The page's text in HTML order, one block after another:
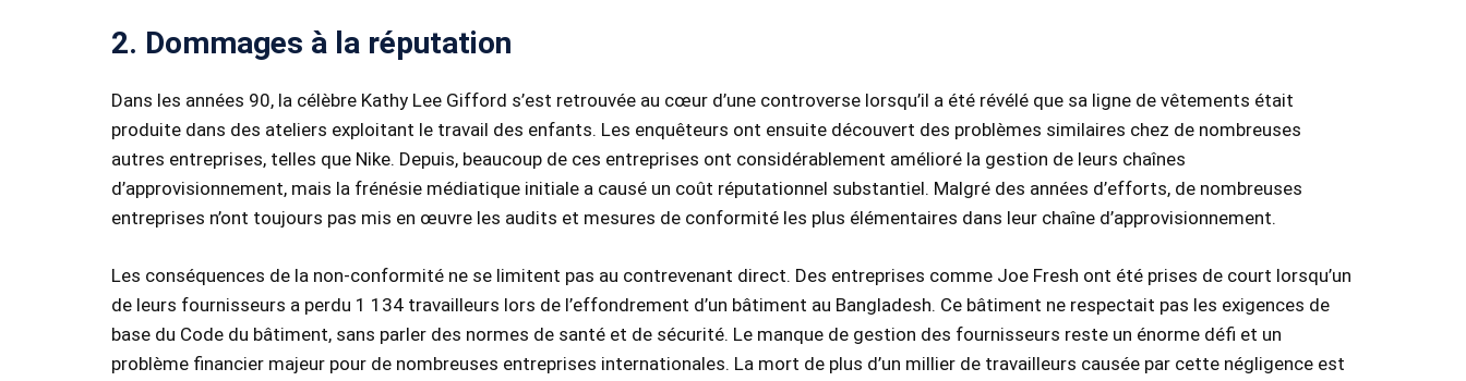
2. Dommages à la réputation
Dans les années 90, la célèbre Kathy Lee Gifford s’est retrouvée au cœur d’une controverse lorsqu’il a été révélé que sa ligne de vêtements était
produite dans des ateliers exploitant le travail des enfants. Les enquêteurs ont ensuite découvert des problèmes similaires chez de nombreuses
autres entreprises, telles que Nike. Depuis, beaucoup de ces entreprises ont considérablement amélioré la gestion de leurs chaînes
d’approvisionnement, mais la frénésie médiatique initiale a causé un coût réputationnel substantiel. Malgré des années d’efforts, de nombreuses
entreprises n’ont toujours pas mis en œuvre les audits et mesures de conformité les plus élémentaires dans leur chaîne d’approvisionnement.
Les conséquences de la non-conformité ne se limitent pas au contrevenant direct. Des entreprises comme Joe Fresh ont été prises de court lorsqu’un
de leurs fournisseurs a perdu 1 134 travailleurs lors de l’effondrement d’un bâtiment au Bangladesh. Ce bâtiment ne respectait pas les exigences de
base du Code du bâtiment, sans parler des normes de santé et de sécurité. Le manque de gestion des fournisseurs reste un énorme défi et un
problème financier majeur pour de nombreuses entreprises internationales. La mort de plus d’un millier de travailleurs causée par cette négligence est